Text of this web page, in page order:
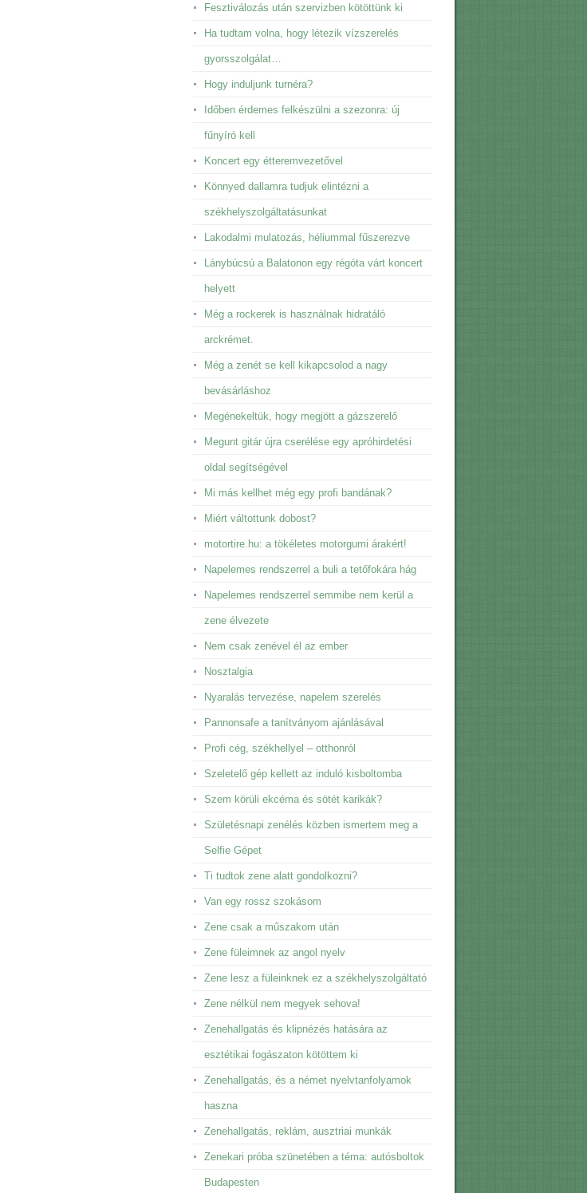
Fesztiválozás után szervizben kötöttünk ki
Ha tudtam volna, hogy létezik vízszerelés
gyorsszolgálat…
Hogy induljunk turnéra?
Időben érdemes felkészülni a szezonra: új
fűnyíró kell
Koncert egy étteremvezetővel
Könnyed dallamra tudjuk elintézni a
székhelyszolgáltatásunkat
Lakodalmi mulatozás, héliummal fűszerezve
Lánybúcsú a Balatonon egy régóta várt koncert
helyett
Még a rockerek is használnak hidratáló
arckrémet.
Még a zenét se kell kikapcsolod a nagy
bevásárláshoz
Megénekeltük, hogy megjött a gázszerelő
Megunt gitár újra cserélése egy apróhirdetési
oldal segítségével
Mi más kellhet még egy profi bandának?
Miért váltottunk dobost?
motortire.hu: a tökéletes motorgumi árakért!
Napelemes rendszerrel a buli a tetőfokára hág
Napelemes rendszerrel semmibe nem kerül a
zene élvezete
Nem csak zenével él az ember
Nosztalgia
Nyaralás tervezése, napelem szerelés
Pannonsafe a tanítványom ajánlásával
Profi cég, székhellyel – otthonról
Szeletelő gép kellett az induló kisboltomba
Szem körüli ekcéma és sötét karikák?
Születésnapi zenélés közben ismertem meg a
Selfie Gépet
Ti tudtok zene alatt gondolkozni?
Van egy rossz szokásom
Zene csak a műszakom után
Zene füleimnek az angol nyelv
Zene lesz a füleinknek ez a székhelyszolgáltató
Zene nélkül nem megyek sehova!
Zenehallgatás és klipnézés hatására az
esztétikai fogászaton kötöttem ki
Zenehallgatás, és a német nyelvtanfolyamok
haszna
Zenehallgatás, reklám, ausztriai munkák
Zenekari próba szünetében a téma: autósboltok
Budapesten